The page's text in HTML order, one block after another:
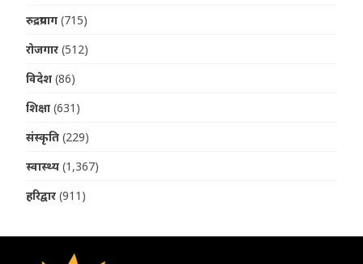
रुद्रप्रयाग (715)
रोजगार (512)
विदेश (86)
शिक्षा (631)
संस्कृति (229)
स्वास्थ्य (1,367)
हरिद्वार (911)